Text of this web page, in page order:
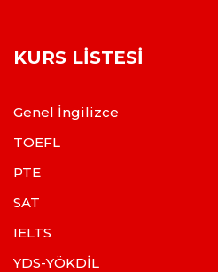
KURS LISTESI
Genel İngilizce
TOEFL
PTE
SAT
IELTS
YDS-YÖKDİL